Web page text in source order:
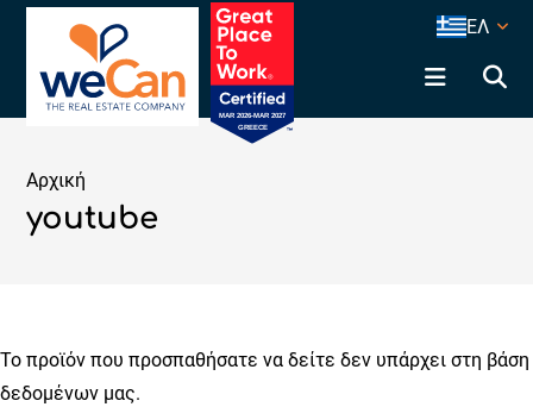
ΕΛ
Αρχική
youtube
Το προϊόν που προσπαθήσατε να δείτε δεν υπάρχει στη βάση
δεδομένων μας.